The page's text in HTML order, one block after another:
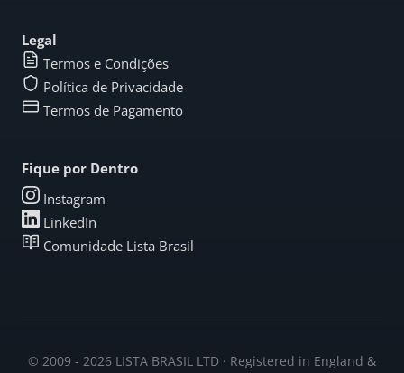
Legal
Termos e Condições
Política de Privacidade
Termos de Pagamento
Fique por Dentro
Instagram
LinkedIn
Comunidade Lista Brasil
© 2009 - 2026 LISTA BRASIL LTD · Registered in England &